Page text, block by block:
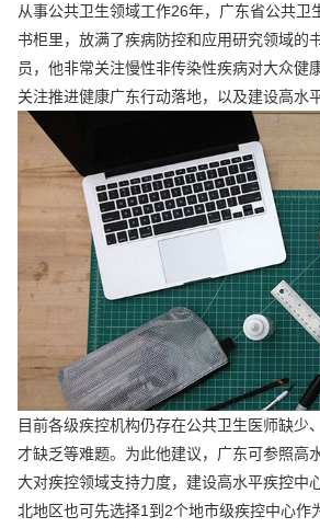
从事公共卫生领域工作26年，广东省公共卫
书柜里，放满了疾病防控和应用研究领域的
员，他非常关注慢性非传染性疾病对大众健
关注推进健康广东行动落地，以及建设高水
目前各级疾控机构仍存在公共卫生医师缺少
才缺乏等难题。为此他建议，广东可参照高
大对疾控领域支持力度，建设高水平疾控中
北地区也可先选择1到2个地市级疾控中心作